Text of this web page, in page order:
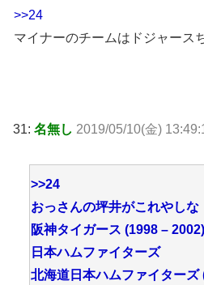
>>24
マイナーのチームはドジャース
31: 名無し 2019/05/10(金)
>>24
おっさんの坪井がこれやしな
阪神タイガース (1998 – 2002)
日本ハムファイターズ
北海道日本ハムファイターズ